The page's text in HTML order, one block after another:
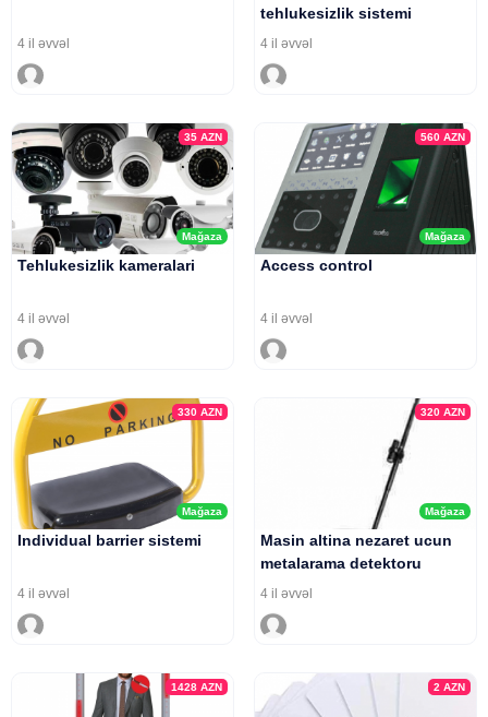
4 il əvvəl
tehlukesizlik sistemi
4 il əvvəl
Mağaza
35AZN
Tehlukesizlik kameralari
4 il əvvəl
Mağaza
560 AZN
Access control
4 il əvvəl
Mağaza
330AZN
Individual barrier sistemi
4 il əvvəl
Mağaza
320 AZN
Masin altina nezaret ucun
metalarama detektoru
4 il əvvəl
1428AZN 2 AZN